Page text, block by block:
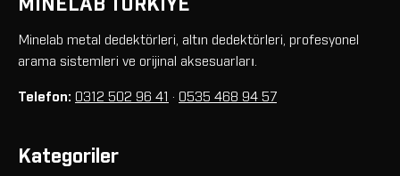
MİNELAB TÜRKİYE
Minelab metal dedektörleri, altın dedektörleri, profesyonel
arama sistemleri ve orijinal aksesuarları.
Telefon: 0312 502 96 41 · 0535 468 94 57
Kategoriler